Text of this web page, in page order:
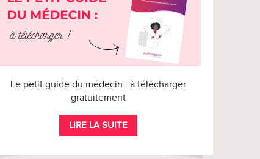
Le petit guide du médecin : à télécharger
gratuitement
LIRE LA SUITE